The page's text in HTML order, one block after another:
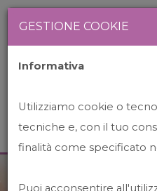
GESTIONE COOKIE
Informativa
Utilizziamo cookie o
tecniche e, con il tuo
finalità come specificato
Puoi acconsentire